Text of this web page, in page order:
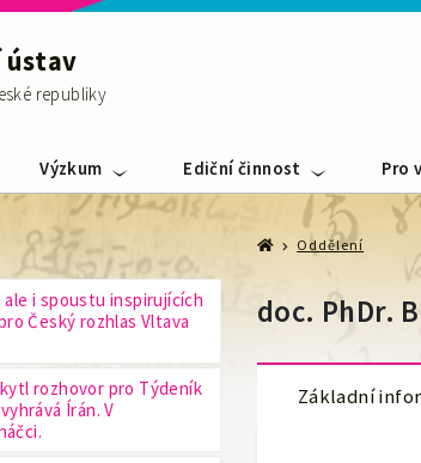
ústav
republiky
Výzkum Ediční činnost Pro
i spoustu inspirujících
Český rozhlas Vltava
rozhovor pro Týdeník
Írán. V
Oddělení
doc. PhDr.
Základní